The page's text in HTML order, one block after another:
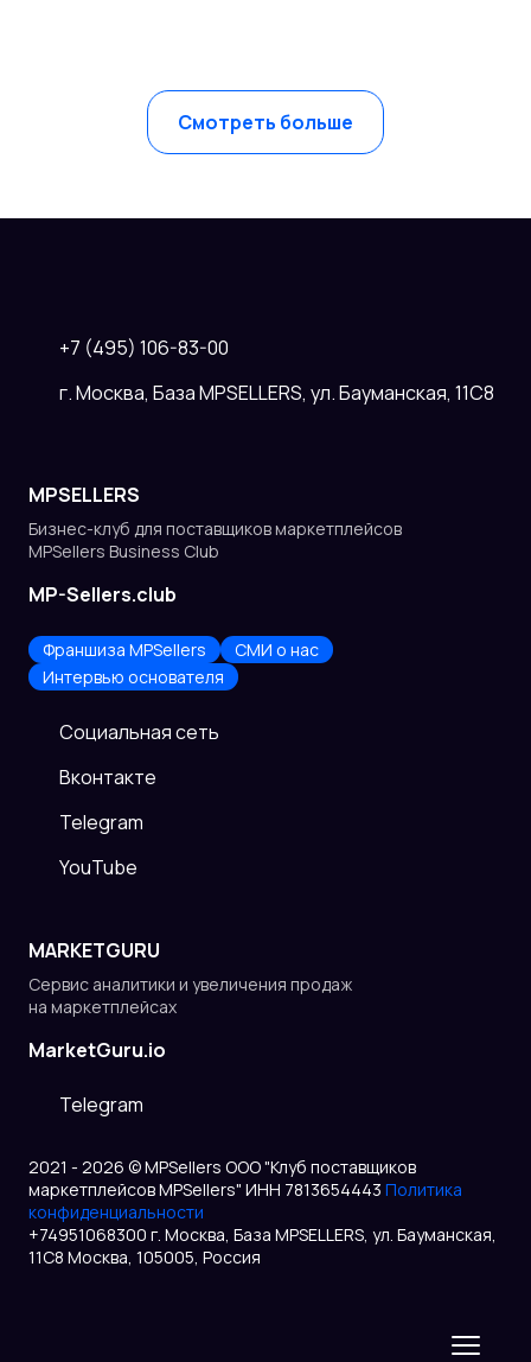
Смотреть больше
+7 (495) 106-83-00
г. Москва, База MPSELLERS, ул. Бауманская, 11С8
MPSELLERS
Бизнес-клуб для поставщиковмаркетплейсов
MPSellers Business Club
MP-Sellers.club
Франшиза MPSellers
СМИ о нас
Интервью основателя
Cоциальная сеть
Вконтакте
Telegram
YouTube
MARKETGURU
Сервис аналитики и увеличения продаж
на маркетплейсах
MarketGuru.io
Telegram
2021 - 2026 © MPSellers ООО "Клуб поставщиков
маркетплейсов MPSellers" ИНН 7813654443 Политика
конфиденциальности
+74951068300 г. Москва, База MPSELLERS, ул. Бауманская,
11С8 Москва, 105005, Россия